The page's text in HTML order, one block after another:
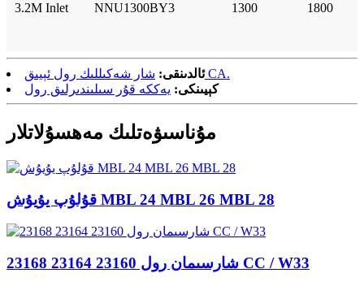
3.2M Inlet NNU1300BY3 1300 1800
ئالدىنقى:شار شەكىللىك رول ئېيىق CA.
كېيىنكى: يەككە قۇر سىلىندىرلىق رول
مۇناسىۋەتلىك مەھسۇلاتلار
قۇلۇپ يۇيۇش MBL 24 MBL 26 MBL 28
شارسىمان رول 23160 23164 23168 CC / W33